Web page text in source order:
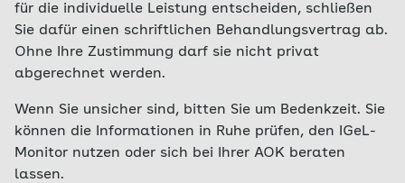
für die individuelle Leistung entscheiden, schließen
Sie dafür einen schriftlichen Behandlungsvertrag ab.
Ohne Ihre Zustimmung darf sie nicht privat
abgerechnet werden.
Wenn Sie unsicher sind, bitten Sie um Bedenkzeit. Sie
können die Informationen in Ruhe prüfen, den IGeL-
Monitor nutzen oder sich bei Ihrer AOK beraten
lassen.